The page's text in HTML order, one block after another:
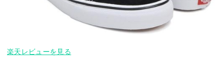
楽天レビューを見る